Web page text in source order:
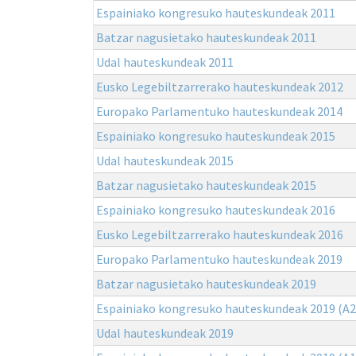
Espainiako kongresuko hauteskundeak 2011
Batzar nagusietako hauteskundeak 2011
Udal hauteskundeak 2011
Eusko Legebiltzarrerako hauteskundeak 2012
Europako Parlamentuko hauteskundeak 2014
Espainiako kongresuko hauteskundeak 2015
Udal hauteskundeak 2015
Batzar nagusietako hauteskundeak 2015
Espainiako kongresuko hauteskundeak 2016
Eusko Legebiltzarrerako hauteskundeak 2016
Europako Parlamentuko hauteskundeak 2019
Batzar nagusietako hauteskundeak 2019
Espainiako kongresuko hauteskundeak 2019
Udal hauteskundeak 2019